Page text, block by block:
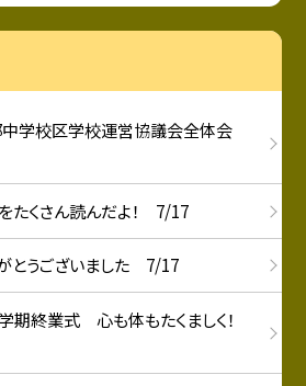
学校区学校運営協議会全体会
たくさん読んだよ！ 7/17
とうございました 7/17
終業式 心も体もたくましく！